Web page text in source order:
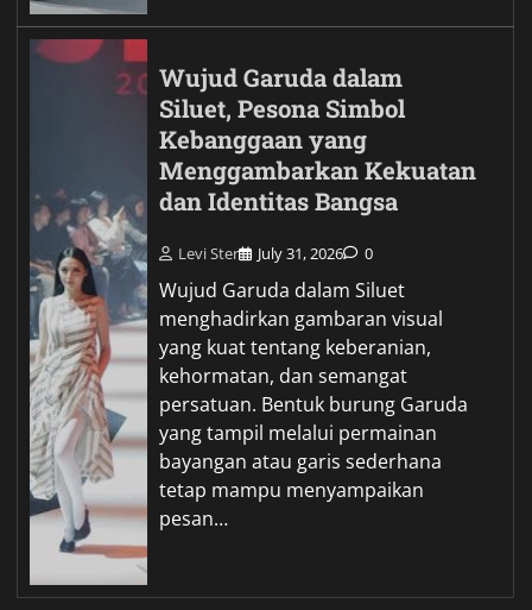
Wujud Garuda dalam
Siluet, Pesona Simbol
Kebanggaan yang
Menggambarkan Kekuatan
dan Identitas Bangsa
Levi Ster July 31, 2026 0
Wujud Garuda dalam Siluet
menghadirkan gambaran visual
yang kuat tentang keberanian,
kehormatan, dan semangat
persatuan. Bentuk burung Garuda
yang tampil melalui permainan
bayangan atau garis sederhana
tetap mampu menyampaikan
pesan…